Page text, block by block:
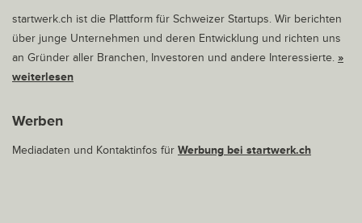
startwerk.ch ist die Plattform für Schweizer Startups. Wir berichten
über junge Unternehmen und deren Entwicklung und richten uns
an Gründer aller Branchen, Investoren und andere Interessierte. »
weiterlesen
Werben
Mediadaten und Kontaktinfos für Werbung bei startwerk.ch